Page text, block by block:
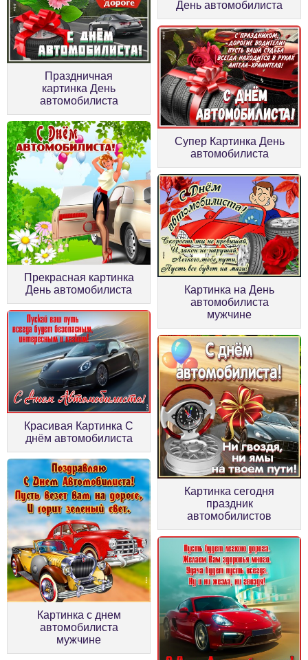
День автомобилиста
Праздничная
картинка День
автомобилиста
Супер Картинка День
автомобилиста
Прекрасная картинка
День автомобилиста
Картинка на День
автомобилиста
мужчине
Красивая Картинка С
днём автомобилиста
Картинка сегодня
праздник
автомобилистов
Картинка с днем
автомобилиста
мужчине